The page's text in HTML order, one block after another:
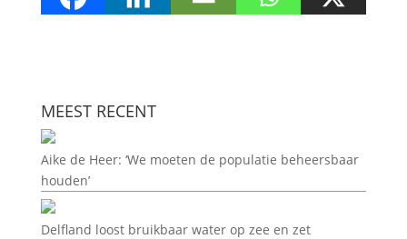
MEEST RECENT
Aike de Heer: ‘We moeten de populatie beheersbaar
houden’
Delfland loost bruikbaar water op zee en zet